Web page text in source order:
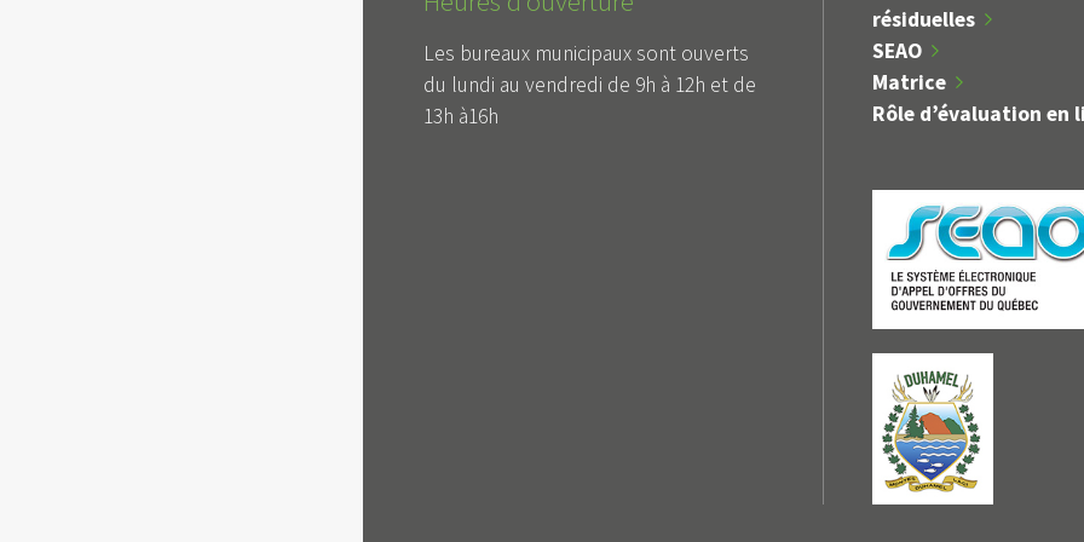
Les bureaux municipaux sont ouverts
du lundi au vendredi de 9h à 12h et de
13h à16h
résiduelles
SEAO
Matrice
Rôle d’évaluation en